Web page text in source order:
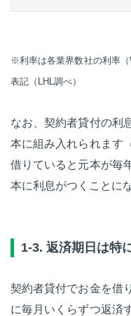
※利率は各業界数社の利率
表記（LHL調べ）
なお、契約者貸付の利
本に組み入れられます
借りていると元本が毎
本に利息がつくことに
1-3. 返済期日は特
契約者貸付でお金を借
に毎月いくらずつ返済